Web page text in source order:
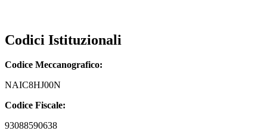
Codici Istituzionali
Codice Meccanografico:
NAIC8HJ00N
Codice Fiscale:
93088590638